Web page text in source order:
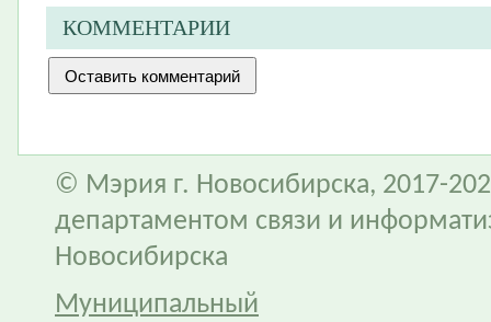
КОММЕНТАРИИ
© Мэрия г. Новосибирска, 2017-
департаментом связи и
Новосибирска
Муниципальный